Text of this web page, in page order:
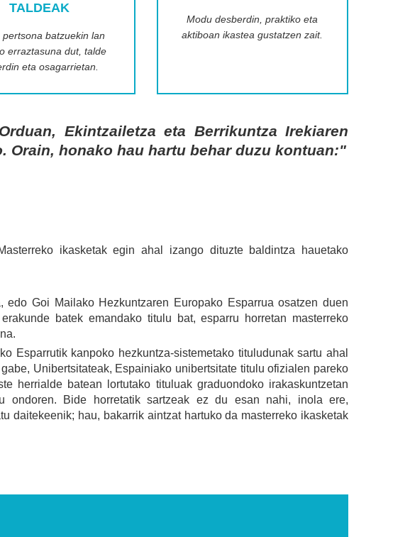
TALDEAK
pertsona batzuekin lan
erraztasuna dut, talde
eta osagarrietan.
Modu desberdin, praktiko eta
aktiboan ikastea gustatzen zait.
Ekintzailetza eta Berrikuntza Irekiaren
Orain, honako hau hartu behar duzu kontuan:"
ikasketak egin ahal izango dituzte baldintza hauetako
edo Goi Mailako Hezkuntzaren Europako Esparrua osatzen duen
batek emandako titulu bat, esparru horretan masterreko
Esparrutik kanpoko hezkuntza-sistemetako tituludunak sartu ahal
Unibertsitateak, Espainiako unibertsitate titulu ofizialen pareko
herrialde batean lortutako tituluak graduondoko irakaskuntzetan
ondoren. Bide horretatik sartzeak ez du esan nahi, inola ere,
daitekeenik; hau, bakarrik aintzat hartuko da masterreko ikasketak